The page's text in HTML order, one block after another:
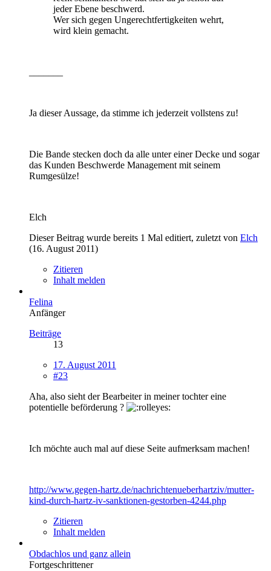
jeder Ebene beschwerd.
Wer sich gegen Ungerechtfertigkeiten wehrt,
wird klein gemacht.
Ja dieser Aussage, da stimme ich jederzeit vollstens zu!
Die Bande stecken doch da alle unter einer Decke und sogar
das Kunden Beschwerde Management mit seinem
Rumgesülze!
Elch
Dieser Beitrag wurde bereits 1 Mal editiert, zuletzt von Elch
(16. August 2011)
Zitieren
Inhalt melden
Felina
Anfänger
Beiträge
13
17. August 2011
#23
Aha, also sieht der Bearbeiter in meiner tochter eine
potentielle beförderung ?
Ich möchte auch mal auf diese Seite aufmerksam machen!
http://www.gegen-hartz.de/nachrichtenueberhartziv/mutter-
kind-durch-hartz-iv-sanktionen-gestorben-4244.php
Zitieren
Inhalt melden
Obdachlos und ganz allein
Fortgeschrittener